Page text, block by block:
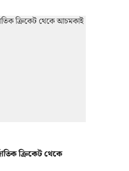
ক্রিকেট থেকে